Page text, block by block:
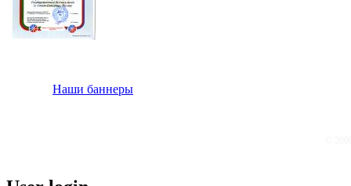
Наши баннеры